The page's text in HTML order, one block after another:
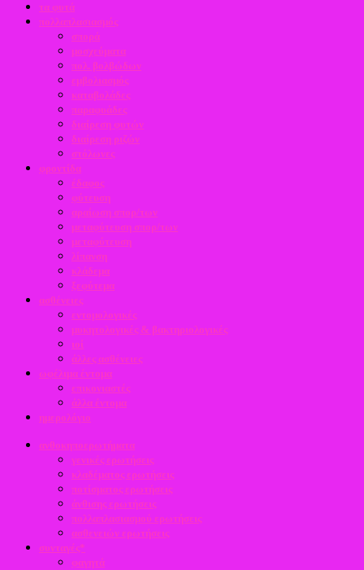
τα φυτά
πολλαπλασιασμός
σπορά
μοσχεύματα
πολ. βολβώδων
εμβολιασμός
καταβολάδες
παραφυάδες
διαίρεση φυτών
διαίρεση ριζών
στόλωνες
φροντίδα
έδαφος
φύτευση
αραίωση σπορ/των
μεταφύτευση σπορ/των
μεταφύτευση
λίπανση
κλάδεμα
ξεφύτεμα
ασθένειες
εντομολογικές
μυκητολογικές & βακτηριολογικές
ιοί
άλλες ασθένειες
ωφέλιμα έντομα
επικονιαστές
άλλα έντομα
ημερολόγιο
ανθοκηποερωτήματα
γενικές ερωτήσεις
κλαδέματος ερωτήσεις
ποτίσματος ερωτήσεις
άνθισης ερωτήσεις
πολλαπλασιασμού ερωτήσεις
ασθενειών ερωτήσεις
συνταγές*
φαγητά